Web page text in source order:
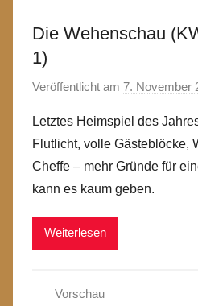
Die Wehenschau
1)
Veröffentlicht am 7. November
Letztes Heimspiel des
Flutlicht, volle Gästeblöcke,
Cheffe – mehr Gründe für
kann es kaum geben.
Weiterlesen
Vorschau